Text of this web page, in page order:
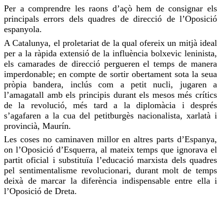
Per a comprendre les raons d’açò hem de consignar els
principals errors dels quadres dedirecció de l’Oposició
espanyola.
A Catalunya, el proletariat de la qual ofereix un mitjà ideal
per a la ràpida extensió de la influència bolxevic leninista,
els camarades de direcciópergueren el temps de manera
imperdonable; en compte de sortir obertament sota la seua
pròpia bandera, inclús com a petit nucli, jugaren a
l’amagatall amb els principis durant els mesos més crítics
de la revolució, més tard a la diplomàcia i després
s’agafaren a la cua del petitburgès nacionalista, xarlatà i
provincià, Maurín.
Les coses no caminaven millor en altres parts d’Espanya,
on l’Oposició d’Esquerra, al mateix temps que ignorava el
partit oficial i substituïa l’educació marxista dels quadres
pel sentimentalisme revolucionari, durant molt de temps
deixà de marcar la diferència indispensable entre ella i
l’Oposició de Dreta.